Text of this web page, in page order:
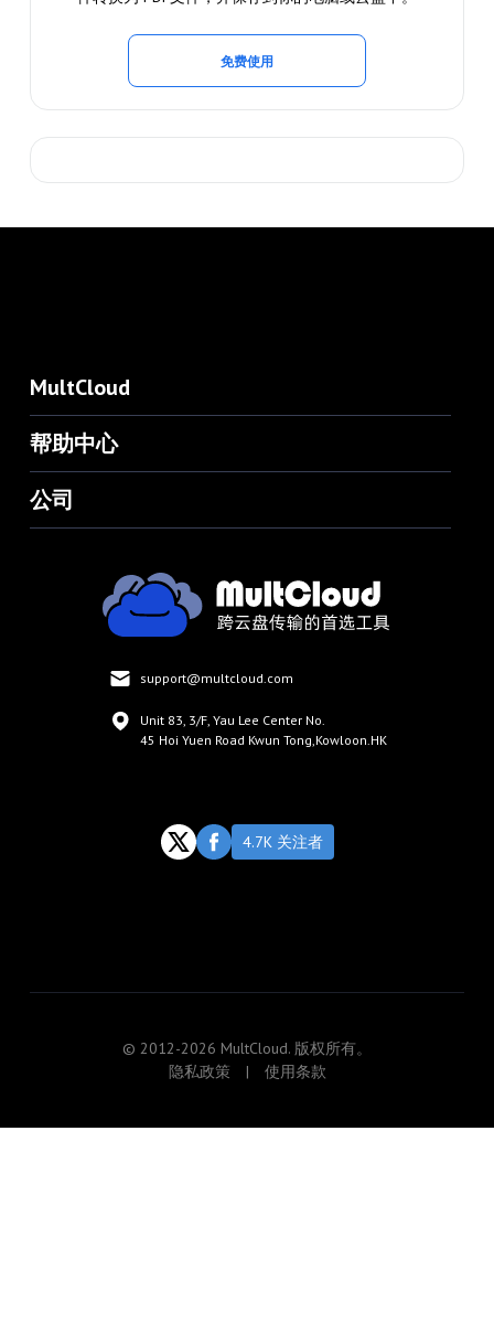
免费使用
MultCloud
帮助中心
公司
support@multcloud.com
Unit 83, 3/F, Yau Lee Center No.
45 Hoi Yuen Road Kwun Tong,Kowloon.HK
4.7K 关注者
© 2012-2026 MultCloud. 版权所有。
隐私政策
| 使用条款